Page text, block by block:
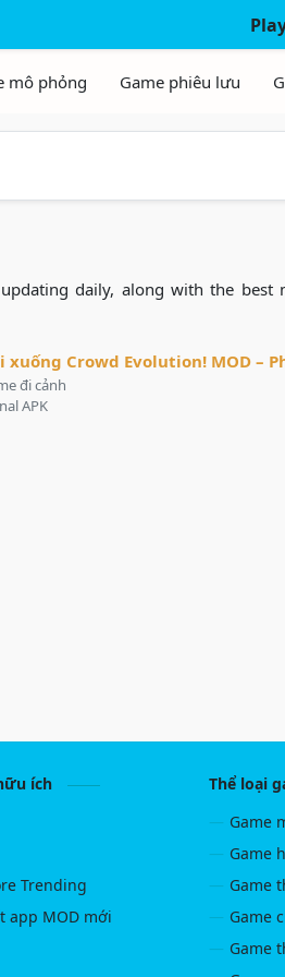
daily, along with the best
đi cảnh
APK
ích
Trending
app MOD mới
Thể loại
Game
Game
Game
Game
Game